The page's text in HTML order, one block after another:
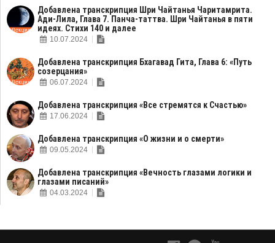
Добавлена транскрипция Шри Чайтанья Чаритамрита.
Ади-Лила, Глава 7. Панча-таттва. Шри Чайтанья в пяти
идеях. Стихи 140 и далее
10.07.2024
Добавлена транскрипция Бхагавад Гита, Глава 6: «Путь
созерцания»
06.07.2024
Добавлена транскрипция «Все стремятся к Счастью»
17.06.2024
Добавлена транскрипция «О жизни и о смерти»
09.05.2024
Добавлена транскрипция «Вечность глазами логики и
глазами писаний»
04.03.2024